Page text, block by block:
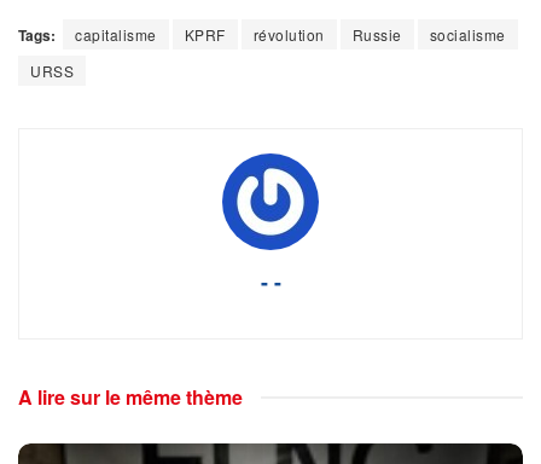
Tags: capitalisme KPRF révolution Russie
socialisme
URSS
- -
A lire sur le même thème